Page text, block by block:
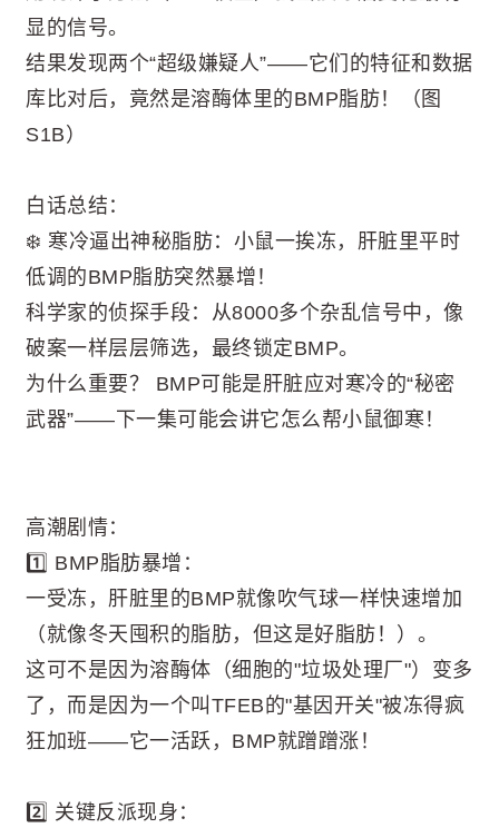
显的信号。
结果发现两个“超级嫌疑人”——它们的特征和数据
库比对后，竟然是溶酶体里的BMP脂肪！（图
S1B）
白话总结：
❄️ 寒冷逼出神秘脂肪：小鼠一挨冻，肝脏里平时
低调的BMP脂肪突然暴增！
科学家的侦探手段：从8000多个杂乱信号中，像
破案一样层层筛选，最终锁定BMP。
为什么重要？ BMP可能是肝脏应对寒冷的“秘密
武器”——下一集可能会讲它怎么帮小鼠御寒！
高潮剧情：
1️⃣ BMP脂肪暴增：
一受冻，肝脏里的BMP就像吹气球一样快速增加
（就像冬天囤积的脂肪，但这是好脂肪！）。
这可不是因为溶酶体（细胞的"垃圾处理厂"）变多
了，而是因为一个叫TFEB的"基因开关"被冻得疯
狂加班——它一活跃，BMP就蹭蹭涨！
2️⃣ 关键反派现身：